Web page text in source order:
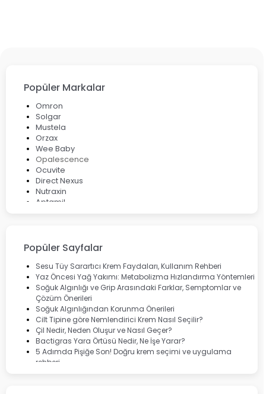
Popüler Markalar
Omron
Solgar
Mustela
Orzax
Wee Baby
Opalescence
Ocuvite
Direct Nexus
Nutraxin
Aptamil
Lansinoh
Cebrolux
Dermoskin
Marvis
Rcfarma
Popüler Sayfalar
Sesu Tüy Sarartıcı Krem Faydaları, Kullanım Rehberi
Yaz Öncesi Yağ Yakımı: Metabolizma Hızlandırma Yöntemleri
Soğuk Algınlığı ve Grip Arasındaki Farklar, Semptomlar ve
Çözüm Önerileri
Soğuk Algınlığından Korunma Önerileri
Cilt Tipine göre Nemlendirici Krem Nasıl Seçilir?
Çil Nedir, Neden Oluşur ve Nasıl Geçer?
Bactigras Yara Örtüsü Nedir, Ne İşe Yarar?
5 Adımda Pişiğe Son! Doğru krem seçimi ve uygulama
rehberi